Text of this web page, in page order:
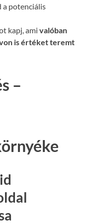
a potenciális
kapj, ami valóban
is értéket teremt
–